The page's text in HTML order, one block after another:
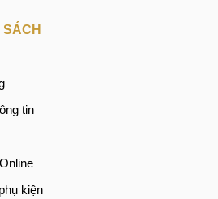
camera, hạn chế tiếp xúc iPhone
như ánh nắng mặt trời trực tiếp,
cao từ các nguồn khác.
xúc với các vật liệu cứng, chìa khóa
thể gây trầy xước hoặc hỏng hóc
tin
kiện